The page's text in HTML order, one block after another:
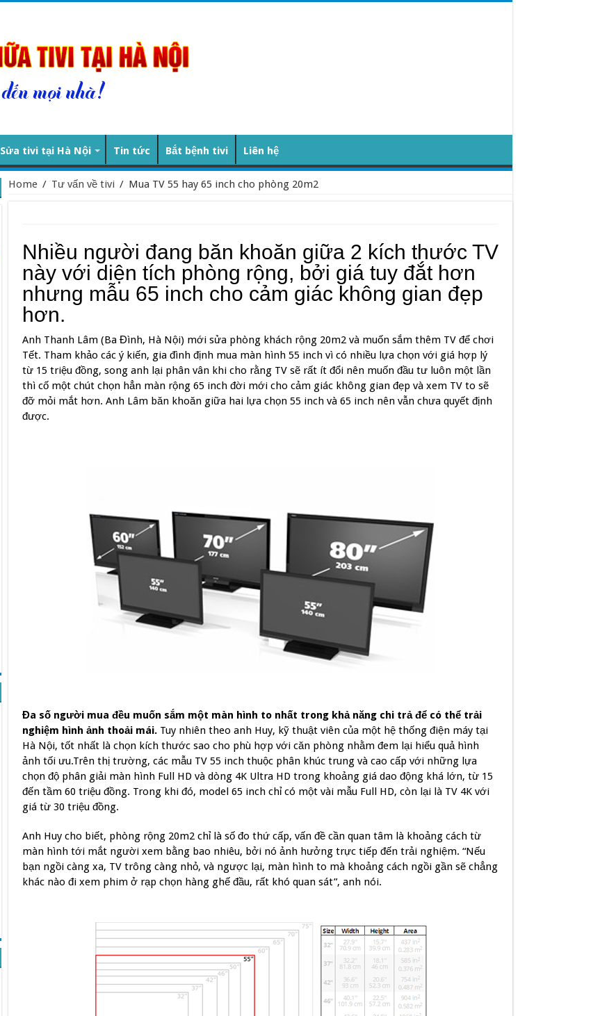
Sửa tivi tại Hà Nội Tin tức Bắt bệnh tivi Liên hệ
Home / Tư vấn về tivi / Mua TV 55 hay 65 inch cho phòng 20m2
Nhiều người đang băn khoăn giữa 2 kích thước TV
này với diện tích phòng rộng, bởi giá tuy đắt hơn
nhưng mẫu 65 inch cho cảm giác không gian đẹp
hơn.
Anh Thanh Lâm (Ba Đình, Hà Nội) mới sửa phòng khách rộng 20m2 và muốn sắm thêm TV để chơi
Tết. Tham khảo các ý kiến, gia đình định mua màn hình 55 inch vì có nhiều lựa chọn với giá hợp lý
từ 15 triệu đồng, song anh lại phân vân khi cho rằng TV sẽ rất ít đổi nên muốn đầu tư luôn một lần
thì cố một chút chọn hẳn màn rộng 65 inch đời mới cho cảm giác không gian đẹp và xem TV to sẽ
đỡ mỏi mắt hơn. Anh Lâm băn khoăn giữa hai lựa chọn 55 inch và 65 inch nên vẫn chưa quyết định
được.
Đa số người mua đều muốn sắm một màn hình to nhất trong khả năng chi trả để có thể trải
nghiệm hình ảnh thoải mái. Tuy nhiên theo anh Huy, kỹ thuật viên của một hệ thống điện máy tại
Hà Nội, tốt nhất là chọn kích thước sao cho phù hợp với căn phòng nhằm đem lại hiểu quả hình
ảnh tối ưu.Trên thị trường, các mẫu TV 55 inch thuộc phân khúc trung và cao cấp với những lựa
chọn độ phân giải màn hình Full HD và dòng 4K Ultra HD trong khoảng giá dao động khá lớn, từ 15
đến tầm 60 triệu đồng. Trong khi đó, model 65 inch chỉ có một vài mẫu Full HD, còn lại là TV 4K với
giá từ 30 triệu đồng.
Anh Huy cho biết, phòng rộng 20m2 chỉ là số đo thứ cấp, vấn đề cần quan tâm là khoảng cách từ
màn hình tới mắt người xem bằng bao nhiêu, bởi nó ảnh hưởng trực tiếp đến trải nghiệm. “Nếu
bạn ngồi càng xa, TV trông càng nhỏ, và ngược lại, màn hình to mà khoảng cách ngồi gần sẽ chẳng
khác nào đi xem phim ở rạp chọn hàng ghế đầu, rất khó quan sát”, anh nói.